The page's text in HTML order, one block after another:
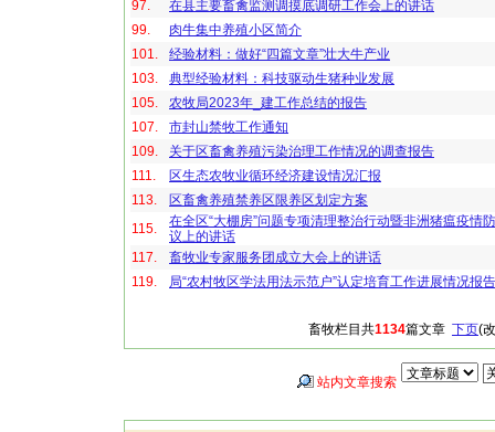
97.
在县主要畜禽监测调摸底调研工作会上的讲话
99.
肉牛集中养殖小区简介
101.
经验材料：做好“四篇文章”壮大牛产业
103.
典型经验材料：科技驱动生猪种业发展
105.
农牧局2023年_建工作总结的报告
107.
市封山禁牧工作通知
109.
关于区畜禽养殖污染治理工作情况的调查报告
111.
区生态农牧业循环经济建设情况汇报
113.
区畜禽养殖禁养区限养区划定方案
115.
在全区“大棚房”问题专项清理整治行动暨非洲猪瘟疫情
议上的讲话
117.
畜牧业专家服务团成立大会上的讲话
119.
局“农村牧区学法用法示范户”认定培育工作进展情况报告
畜牧栏目共1134篇文章 下页(
站内文章搜索